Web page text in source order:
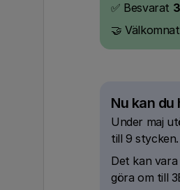
✅ Besvarat
🤝 Välkomnat
Nu kan
Under maj
till 9
Det kan
göra om till